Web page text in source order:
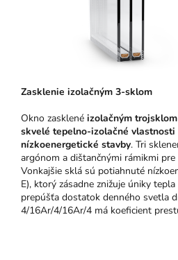
Zasklenie izolačným 3-sklom
Okno zasklené izolačným
skvelé tepelno-izolačné vlastnosti
nízkoenergetické stavby. Tri
argónom a dištančnými rámikmi
Vonkajšie sklá sú potiahnuté
E), ktorý zásadne znižuje úniky
prepúšťa dostatok denného svetla
4/16Ar/4/16Ar/4 má koeficient